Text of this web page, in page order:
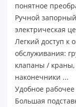
понятное
Ручной
электрическая
Легкий доступ к
обслуживания:
клапаны /
наконечники ...
Удобное
Большая